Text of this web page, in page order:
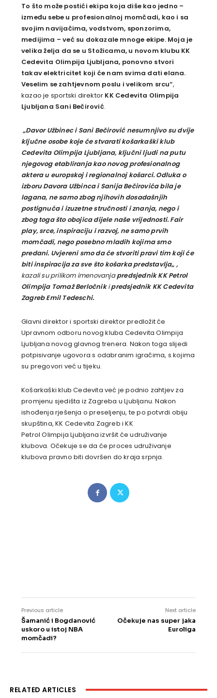
To što može postići ekipa koja diše kao jedno –
između sebe u profesionalnoj momčadi, kao i sa
svojim navijačima, vodstvom, sponzorima,
medijima – već su dokazale mnoge ekipe. Moja je
velika želja da se u Stožicama, u novom klubu KK
Cedevita Olimpija Ljubljana, ponovno stvori
takav elektricitet koji će nam svima dati elana.
Veselim se zahtjevnom poslu i velikom srcu“,
kazao je sportski direktor KK Cedevita Olimpija
Ljubljana Sani Bečirović.
„Davor Užbinec i Sani Bečirović nesumnjivo su dvije
ključne osobe koje će stvarati košarkaški klub
Cedevita Olimpija Ljubljana, ključni ljudi na putu
njegovog etabliranja kao novog profesionalnog
aktera u europskoj i regionalnoj košarci. Odluka o
izboru Davora Užbinca i Sanija Bečirovića bila je
lagana, ne samo zbog njihovih dosadašnjih
postignuća i izuzetne stručnosti i znanja, nego i
zbog toga što obojica dijele naše vrijednosti. Fair
play, srce, inspiraciju i razvoj, ne samo prvih
momčadi, nego posebno mladih kojima smo
predani. Uvjereni smo da će stvoriti pravi tim koji će
biti inspiracija za sve što košarka predstavlja„ ,
kazali su prilikom imenovanjapredsjednik KK Petrol
Olimpija Tomaž Berločnikipredsjednik KK Cedevita
Zagreb Emil Tedeschi.
Glavni direktor i sportski direktor predložit će
Upravnom odboru novog kluba Cedevita Olimpija
Ljubljana novog glavnog trenera. Nakon toga slijedi
potpisivanje ugovora s odabranim igračima, s kojima
su pregovori već u tijeku.
Košarkaški klub Cedevita već je podnio zahtjev za
promjenu sjedišta iz Zagreba u Ljubljanu. Nakon
ishođenja rješenja o preseljenju, te po potvrdi obiju
skupština, KK Cedevita Zagreb i KK
Petrol Olimpija Ljubljana izvršit će udruživanje
klubova. Očekuje se da će proces udruživanje
klubova pravno biti dovršen do kraja srpnja.
Previous article
Šamanić i Bogdanović
uskoro u istoj NBA
momčadi?
Next article
Očekuje nas super jaka
Euroliga
RELATED ARTICLES